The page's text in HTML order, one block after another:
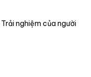
nghiệm của người